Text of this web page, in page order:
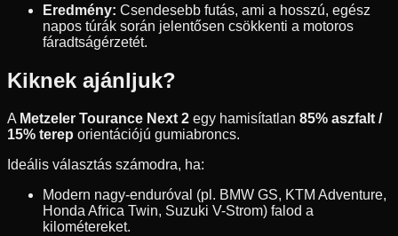
Eredmény: Csendesebb futás, ami a hosszú, egész
napos túrák során jelentősen csökkenti a motoros
fáradtságérzetét.
Kiknek ajánljuk?
A Metzeler Tourance Next 2 egy hamisítatlan 85% aszfalt /
15% terep orientációjú gumiabroncs.
Ideális választás számodra, ha:
Modern nagy-enduróval (pl. BMW GS, KTM Adventure,
Honda Africa Twin, Suzuki V-Strom) falod a
kilométereket.